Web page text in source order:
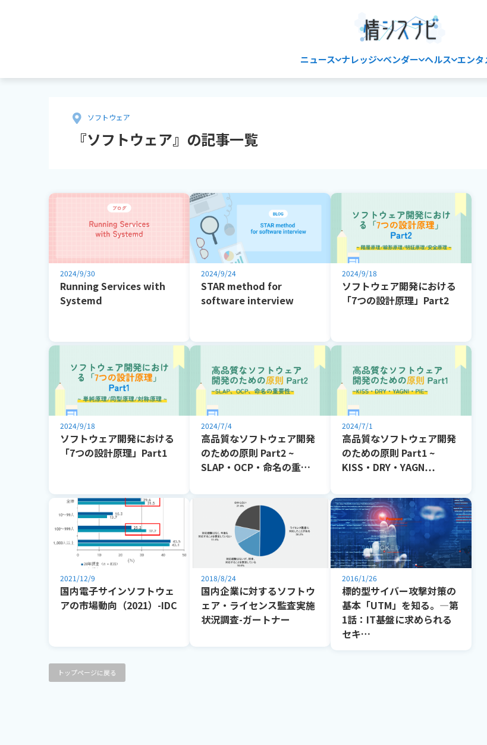
ニュース ナレッジ ベンダー ヘルス エンタ
ソフトウェア
『ソフトウェア』の記事一覧
2024/9/30
Running Services with
Systemd
2024/9/24
STAR method for
software interview
2024/9/18
ソフトウェア開発における
「7つの設計原理」Part2
2024/9/18
ソフトウェア開発における
「7つの設計原理」Part1
2024/7/4
高品質なソフトウェア開発
のための原則 Part2 ~
SLAP・OCP・命名の重…
2024/7/1
高品質なソフトウェア開発
のための原則 Part1 ~
KISS・DRY・YAGN…
2021/12/9
国内電子サインソフトウェ
アの市場動向（2021）-IDC
2018/8/24
国内企業に対するソフトウ
ェア・ライセンス監査実施
状況調査-ガートナー
2016/1/26
標的型サイバー攻撃対策の
基本「UTM」を知る。―第
1話：IT基盤に求められる
セキ…
トップページに戻る